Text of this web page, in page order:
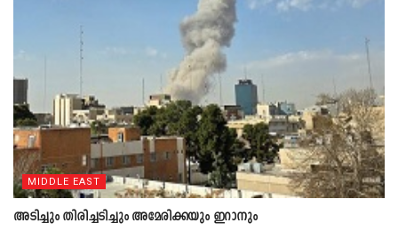
MIDDLE EAST
അടിച്ചും തിരിച്ചടിച്ചും അമേരിക്കയും ഇറാനും